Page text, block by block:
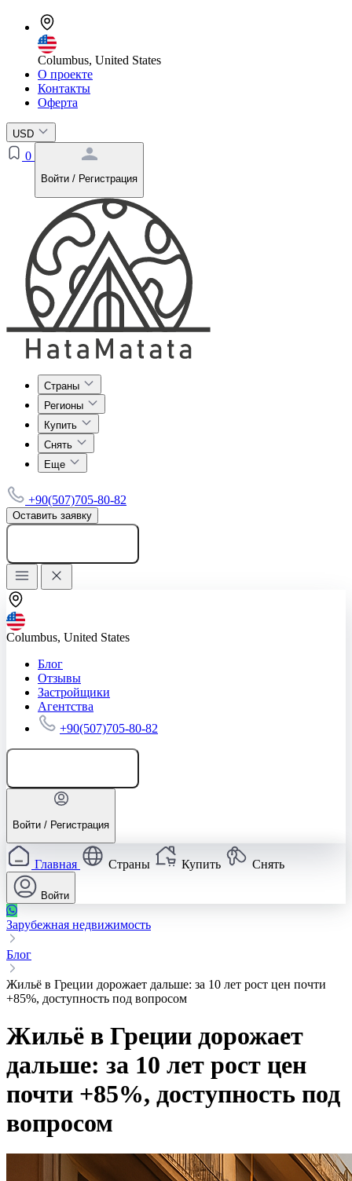
Columbus, United States
О проекте
Контакты
Оферта
USD
0
Войти / Регистрация
Страны
Регионы
Купить
Снять
Еще
+90(507)705-80-82
Оставить заявку
Columbus, United States
Блог
Отзывы
Застройщики
Агентства
+90(507)705-80-82
Войти / Регистрация
Главная Страны Купить Снять
Войти
Зарубежная недвижимость
Блог
Жильё в Греции дорожает дальше: за 10 лет рост цен почти
+85%, доступность под вопросом
Жильё в Греции дорожает
дальше: за 10 лет рост цен
почти +85%, доступность под
вопросом